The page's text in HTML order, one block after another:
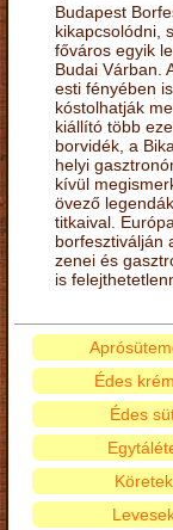
Budapest
kikapcsolódni,
főváros egyik
Budai Várban.
esti fényében
kóstolhatják
kiállító több
borvidék, a
helyi
kívül
övező
titkaival.
borfesztiválján
zenei és
is
Édes
Édes
Köretek